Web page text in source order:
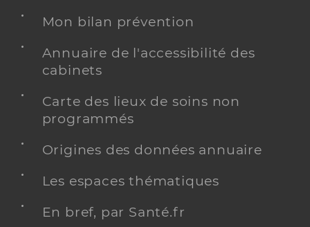
Mon bilan prévention
Annuaire de l'accessibilité des
cabinets
Carte des lieux de soins non
programmés
Origines des données annuaire
Les espaces thématiques
En bref, par Santé.fr